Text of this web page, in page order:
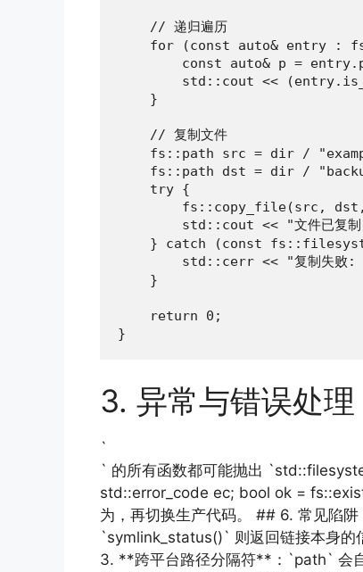
    // 递归遍历
for (const auto& entry :
const auto& p =
std::cout <<
    }
    // 复制文件
fs::path src = dir /
fs::path dst = dir /
    try {
fs::copy_file(src,
std::cout << "文件已复
} catch (const
std::cerr << "复制失败
    }
    return 0;
}
3. 异常与错误处理
`
` 的所有函数都可能抛出
std::error_code ec; bool ok =
为，再切换生产代码。 ## 6. 常见陷
`symlink_status()` 则返回链接本身的
3. **跨平台路径分隔符**：`path` 会